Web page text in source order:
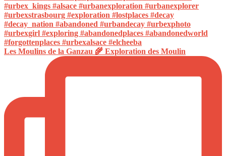
Les Moulins de la Ganzau 🌾 Exploration des Moulin